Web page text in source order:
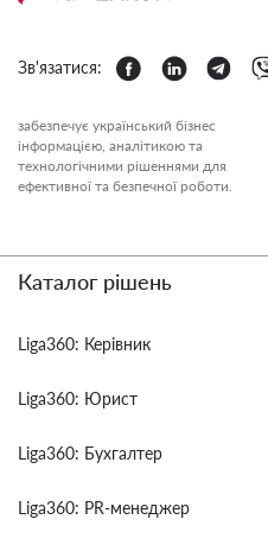
Зв'язатися:
забезпечує український бізнес
інформацією, аналітикою та
технологічними рішеннями для
ефективної та безпечної роботи.
Каталог рішень
Liga360: Керівник
Liga360: Юрист
Liga360: Бухгалтер
Liga360: PR-менеджер